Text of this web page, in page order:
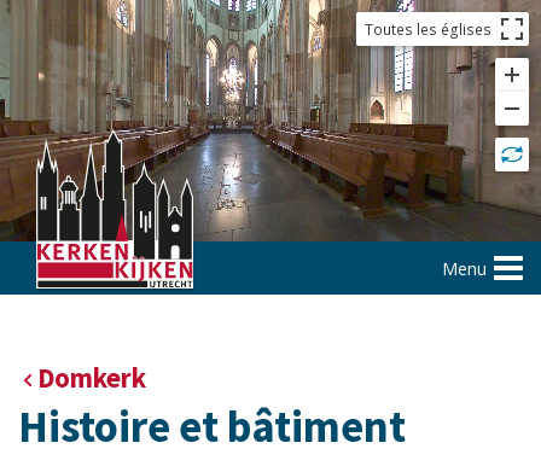
Toutes les églises
Menu
Domkerk
Histoire et bâtiment